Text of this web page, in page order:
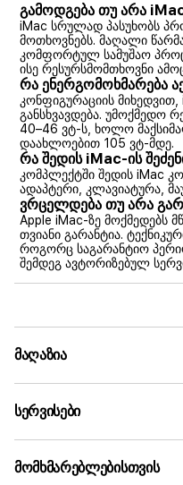
გამოდგება თუ არა iMac
iMac სრულად პასუხობს
მოთხოვნებს. მაღალი
კომფორტულ სამუშაო
ისე რესურსმომთხოვნი
რა ენერგომოხმარება
კონფიგურაციის
განსხვავდება. უმოქმედო
40–46 ვტ-ს, ხოლო
დაახლოებით 105 ვტ-მდე.
რა შედის iMac-ის
კომპლექტში შედის iMac
ადაპტერი, კლავიატურა,
ვრცელდება თუ არა
Apple iMac-ზე მოქმედებს
თვიანი გარანტია.
როგორც საგარანტიო
შემდეგ ავტორიზებულ
მაღაზია
სერვისები
მომხმარებლებისთვის